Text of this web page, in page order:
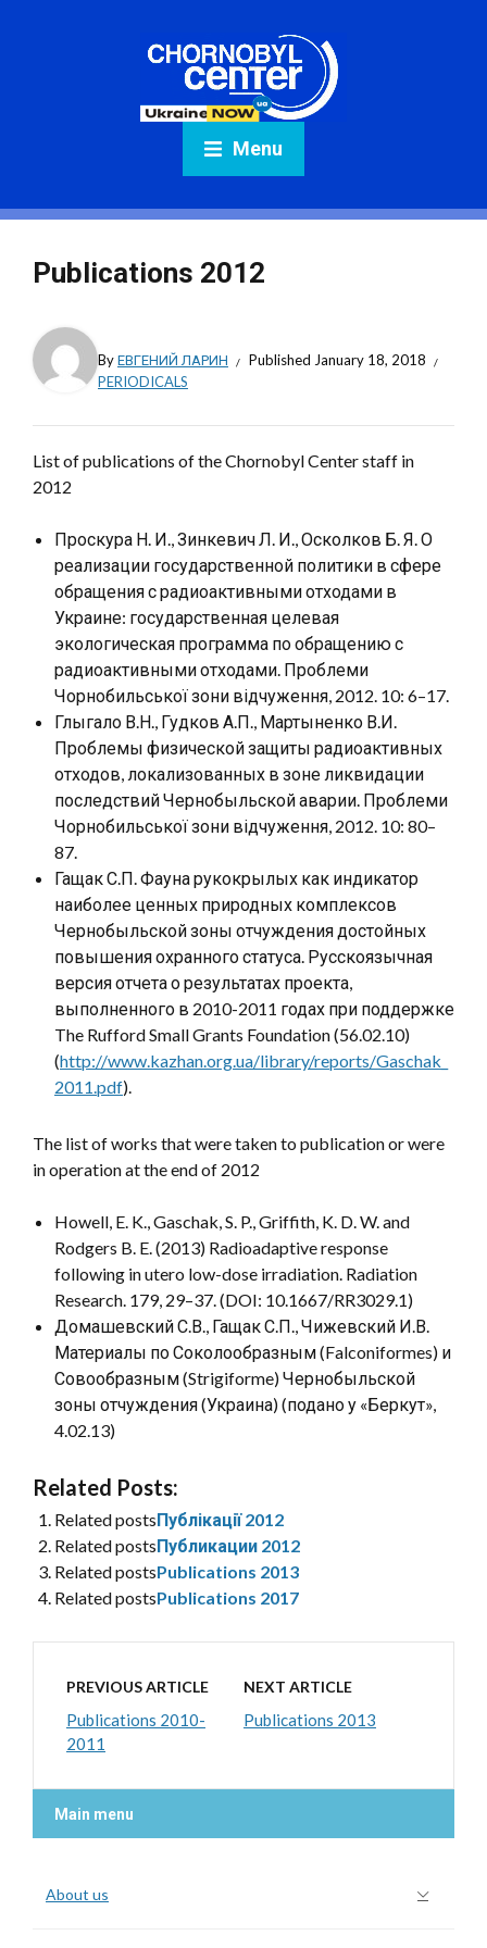
Menu
Publications 2012
ByЕВГЕНИЙ ЛАРИН Published January 18, 2018
PERIODICALS
List of publications of the Chornobyl Center staff in
2012
Проскура Н. И., Зинкевич Л. И., Осколков Б. Я. О
реализации государственной политики в сфере
обращения с радиоактивными отходами в
Украине: государственная целевая
экологическая программа по обращению с
радиоактивными отходами. Проблеми
Чорнобильської зони відчуження, 2012. 10: 6–17.
Глыгало В.Н., Гудков А.П., Мартыненко В.И.
Проблемы физической защиты радиоактивных
отходов, локализованных в зоне ликвидации
последствий Чернобыльской аварии. Проблеми
Чорнобильської зони відчуження, 2012. 10: 80–
87.
Гащак С.П. Фауна рукокрылых как индикатор
наиболее ценных природных комплексов
Чернобыльской зоны отчуждения достойных
повышения охранного статуса. Русскоязычная
версия отчета о результатах проекта,
выполненного в 2010-2011 годах при поддержке
The Rufford Small Grants Foundation (56.02.10)
(http://www.kazhan.org.ua/library/reports/Gaschak_
2011.pdf).
The list of works that were taken to publication or were
in operation at the end of 2012
Howell, E. K., Gaschak, S. P., Griffith, K. D. W. and
Rodgers B. E. (2013) Radioadaptive response
following in utero low-dose irradiation. Radiation
Research. 179, 29–37. (DOI: 10.1667/RR3029.1)
Домашевский С.В., Гащак С.П., Чижевский И.В.
Материалы по Соколообразным (Falconiformes) и
Совообразным (Strigiforme) Чернобыльской
зоны отчуждения (Украина) (подано у «Беркут»,
4.02.13)
Related Posts:
Related postsПублікації 2012
Related postsПубликации 2012
Related postsPublications 2013
Related postsPublications 2017
PREVIOUS ARTICLE
Publications 2010-
2011
NEXT ARTICLE
Publications 2013
Main menu
About us